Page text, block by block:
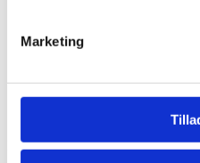
Marketing
Instagram